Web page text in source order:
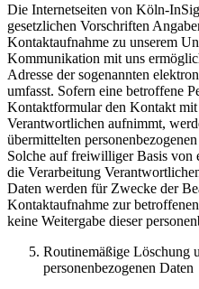
Die Internetseiten von Köln-
gesetzlichen Vorschriften
Kontaktaufnahme zu unserem
Kommunikation mit uns
Adresse der sogenannten
umfasst. Sofern eine betroffene
Kontaktformular den Kontakt
Verantwortlichen aufnimmt,
übermittelten
Solche auf freiwilliger Basis von
die Verarbeitung
Daten werden für Zwecke der
Kontaktaufnahme zur
keine Weitergabe dieser
Routinemäßige Löschung
personenbezogenen Daten